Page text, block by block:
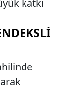
katkı